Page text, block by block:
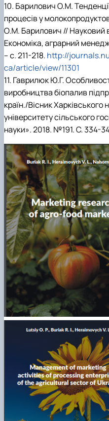
10. Барилович О.М.
процесів у
О.М. Барилович // Науковий
Економіка, аграрний
– с. 211-218. http://
ca/article/view/11301
11. Гаврилюк Ю.Г.
виробництва біопалив
країн./Вісник Харківського
університету сільського
науки». 2018. №191. С. 334-